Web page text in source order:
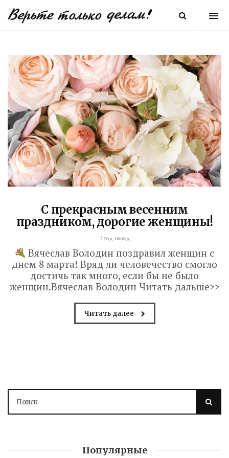
С прекрасным весенним
праздником, дорогие женщины!
1 год назад
Вячеслав Володин поздравил женщин с
днем 8 марта! Вряд ли человечество смогло
достичь так много, если бы не было
женщин.Вячеслав Володин Читать дальше>>
Читать далее
Популярные
Володин: 31 августа